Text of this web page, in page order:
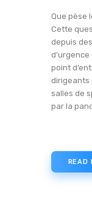
Que pèse
Cette
depuis
point
dirigeants
salles de
par la
READ